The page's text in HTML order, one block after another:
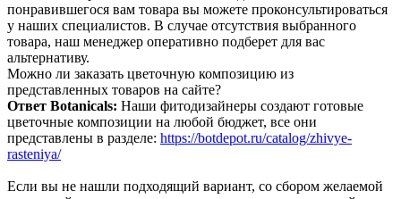
понравившегося вам товара вы можете проконсультироваться
у наших специалистов. В случае отсутствия выбранного
товара, наш менеджер оперативно подберет для вас
альтернативу.
Можно ли заказать цветочную композицию из
представленных товаров на сайте?
Ответ Botanicals: Наши фитодизайнеры создают готовые
цветочные композиции на любой бюджет, все они
представлены в разделе: https://botdepot.ru/catalog/zhivye-
rasteniya/
Если вы не нашли подходящий вариант, со сбором желаемой